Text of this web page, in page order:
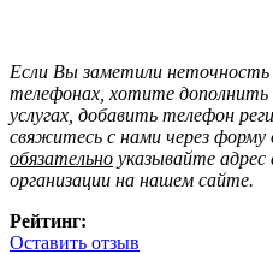
Если Вы заметили неточность
телефонах, хотите
услугах, добавить телефон
свяжитесь с нами через
обязательно указывайте
организации на нашем сайте.
Рейтинг:
Оставить отзыв